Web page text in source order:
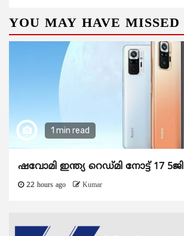
YOU MAY HAVE MISSED
1 min read
ഷവോമി ഇന്ത്യ റെഡ്മി നോട്ട് 17 5ജി
22 hours ago Kumar